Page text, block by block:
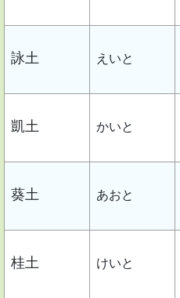
詠土 えいと
凱土 かいと
葵土 あおと
桂土 けいと